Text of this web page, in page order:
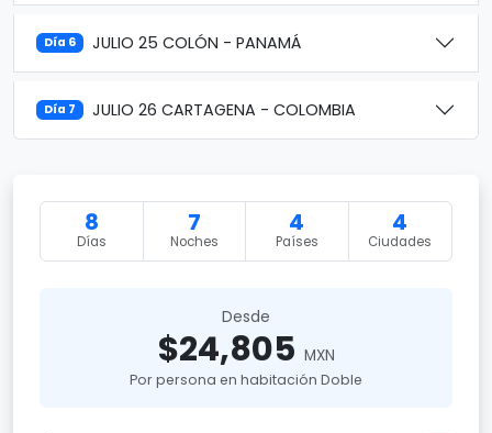
Día 6 JULIO 25 COLÓN - PANAMÁ
Día 7 JULIO 26 CARTAGENA - COLOMBIA
8
Días
7
Noches
4
Países
4
Ciudades
Desde
$24,805 MXN
Por persona en habitación Doble